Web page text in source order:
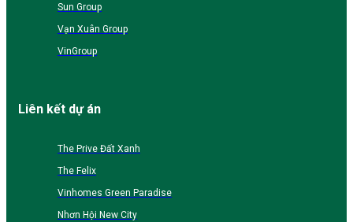
Sun Group
Vạn Xuân Group
VinGroup
Liên kết dự án
The Prive Đất Xanh
The Felix
Vinhomes Green Paradise
Nhơn Hội New City